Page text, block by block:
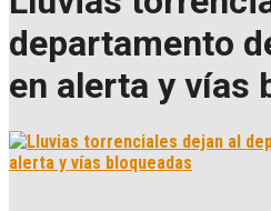
departamento
en alerta y vías